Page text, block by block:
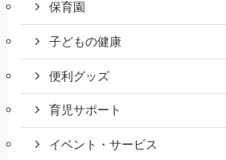
保育園
子どもの健康
便利グッズ
育児サポート
イベント・サービス